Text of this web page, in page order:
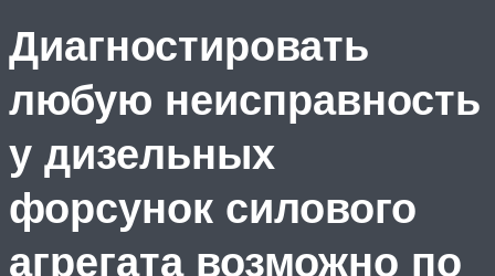
Диагностировать
любую неисправность
у дизельных
форсунок силового
агрегата возможно по